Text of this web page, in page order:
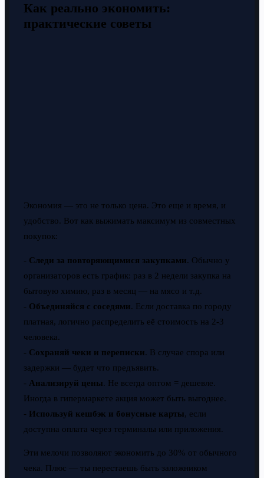
Как реально экономить:
практические советы
Экономия — это не только цена. Это еще и время, и
удобство. Вот как выжимать максимум из совместных
покупок:
- Следи за повторяющимися закупками. Обычно у
организаторов есть график: раз в 2 недели закупка на
бытовую химию, раз в месяц — на мясо и т.д.
- Объединяйся с соседями. Если доставка по городу
платная, логично распределить её стоимость на 2-3
человека.
- Сохраняй чеки и переписки. В случае спора или
задержки — будет что предъявить.
- Анализируй цены. Не всегда оптом = дешевле.
Иногда в гипермаркете акция может быть выгоднее.
- Используй кешбэк и бонусные карты, если
доступна оплата через терминалы или приложения.
Эти мелочи позволяют экономить до 30% от обычного
чека. Плюс — ты перестаешь быть заложником